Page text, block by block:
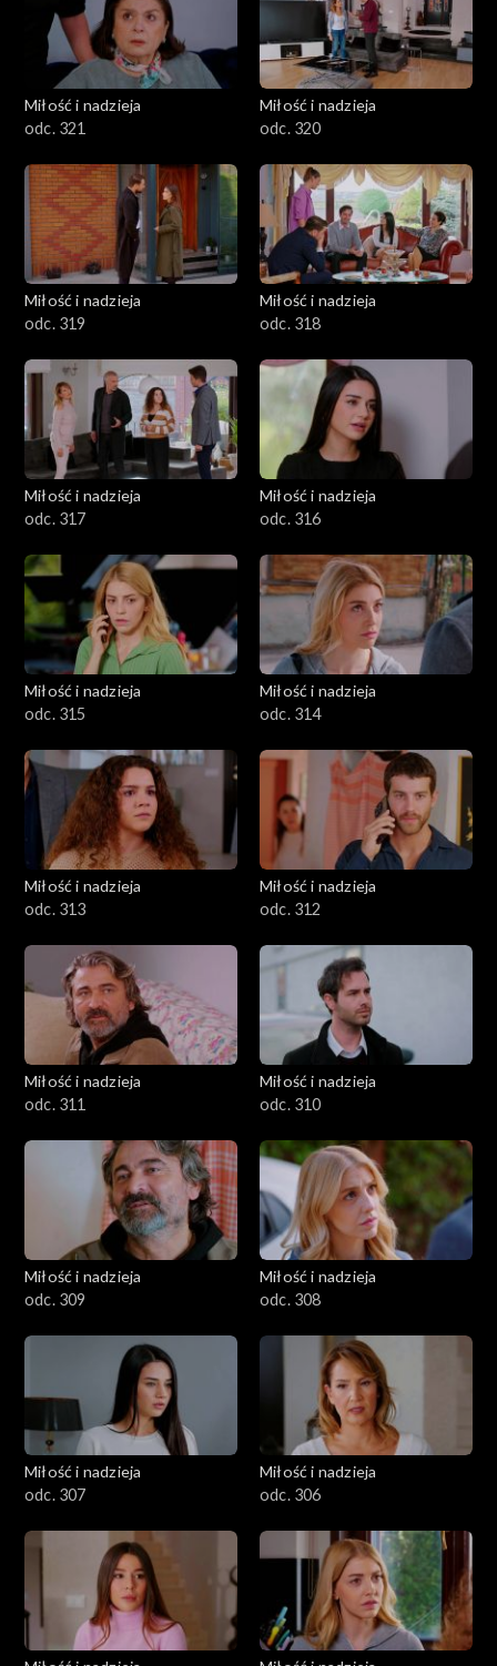
Miłość i nadzieja
odc. 321
Miłość i nadzieja
odc. 320
Miłość i nadzieja
odc. 319
Miłość i nadzieja
odc. 318
Miłość i nadzieja
odc. 317
Miłość i nadzieja
odc. 316
Miłość i nadzieja
odc. 315
Miłość i nadzieja
odc. 314
Miłość i nadzieja
odc. 313
Miłość i nadzieja
odc. 312
Miłość i nadzieja
odc. 311
Miłość i nadzieja
odc. 310
Miłość i nadzieja
odc. 309
Miłość i nadzieja
odc. 308
Miłość i nadzieja
odc. 307
Miłość i nadzieja
odc. 306